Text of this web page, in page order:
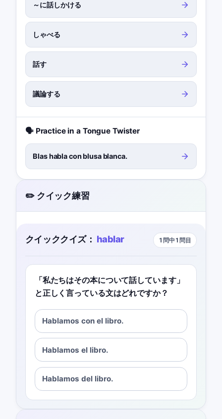
～に話しかける
しゃべる
話す
議論する
🗣️ Practice in a Tongue Twister
Blas habla con blusa blanca.
✏️ クイック練習
クイッククイズ： hablar 1問中1問目
「私たちはその本について話しています」
と正しく言っている文はどれですか？
Hablamos con el libro.
Hablamos el libro.
Hablamos del libro.